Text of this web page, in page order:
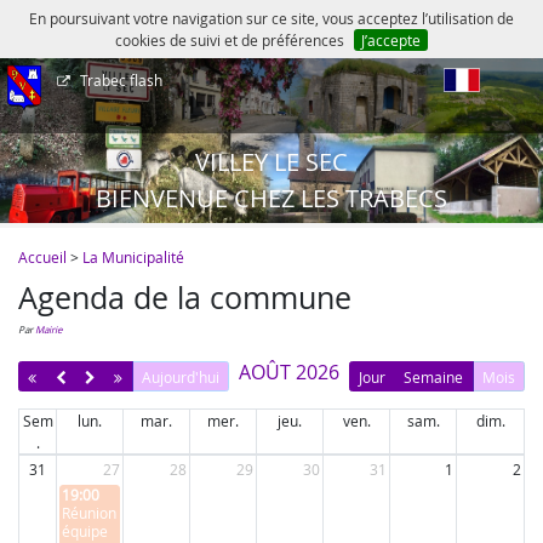
En poursuivant votre navigation sur ce site, vous acceptez l’utilisation de
cookies de suivi et de préférences
J’accepte
Trabec flash
VILLEY LE SEC
BIENVENUE CHEZ LES TRABECS
Accueil > La Municipalité
Agenda de la commune
parMairie
Aujourd'hui Jour Semaine Mois
AOÛT 2026
Sem
.
lun. mar. mer. jeu. ven. sam. dim.
31 27 28 29 30 31 1
2
19:00
Réunion
équipe